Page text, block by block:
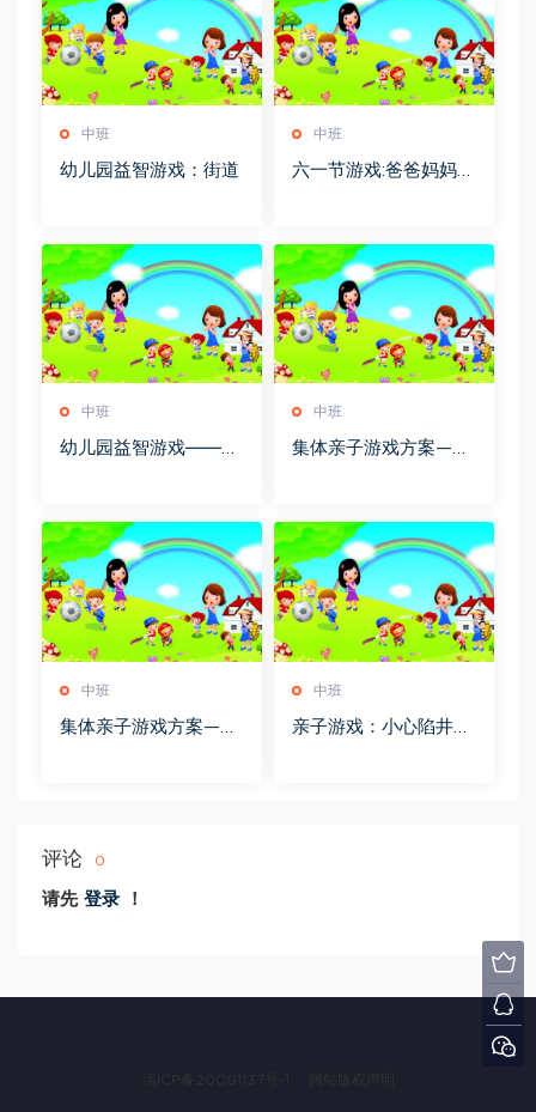
中班
幼儿园益智游戏：街道
中班
六一节游戏:爸爸妈妈，
中班
幼儿园益智游戏――玻
中班
集体亲子游戏方案——
中班
集体亲子游戏方案——
中班
亲子游戏：小心陷井
评论 0
请先 登录 ！